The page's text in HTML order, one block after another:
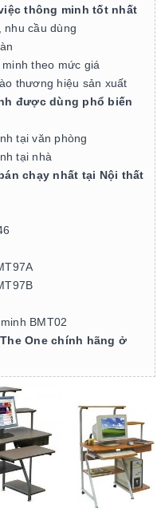
thông minh tốt nhất
nhu cầu dùng
theo mức giá
thương hiệu sản xuất
được dùng phổ biến
tại văn phòng
tại nhà
chạy nhất tại Nội thất
BMT02
One chính hãng ở